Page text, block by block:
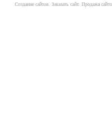
Создание сайтов. Заказать сайт. Продажа